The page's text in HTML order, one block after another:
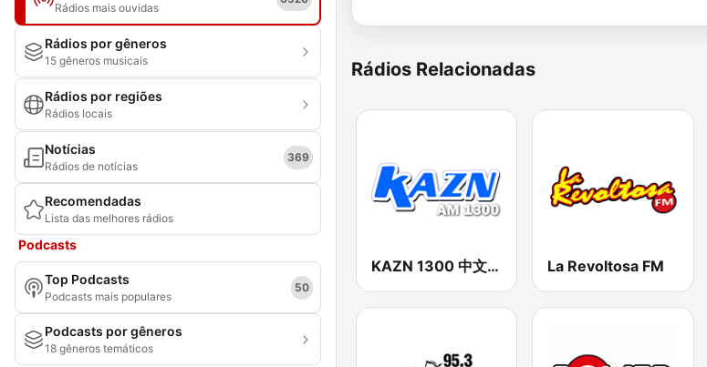
Rádios mais ouvidas
Rádios por gêneros
15 gêneros musicais
Rádios por regiões
Rádios locais
Notícias
Rádios de notícias
369
Recomendadas
Lista das melhores rádios
Podcasts
Top Podcasts
Podcasts mais populares
50
Podcasts por gêneros
18 gêneros temáticos
Rádios Relacionadas
KAZN 1300 中文廣播電台 La Revoltosa FM